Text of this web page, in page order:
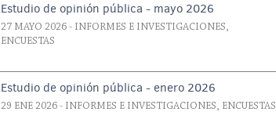
Estudio de opinión pública - mayo 2026
27 MAYO 2026 - INFORMES E INVESTIGACIONES,
ENCUESTAS
Estudio de opinión pública - enero 2026
29 ENE 2026 - INFORMES E INVESTIGACIONES, ENCUESTAS